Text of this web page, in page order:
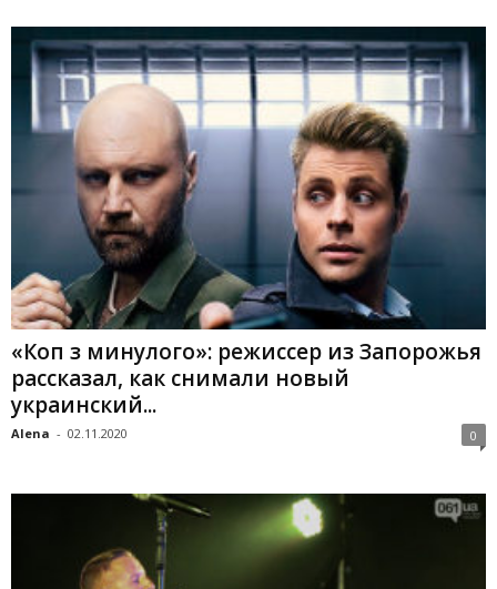
«Коп з минулого»: режиссер из Запорожья
рассказал, как снимали новый
украинский...
Alena - 02.11.2020 0